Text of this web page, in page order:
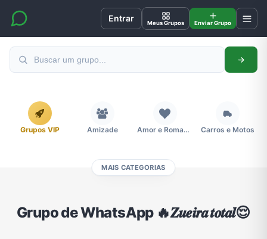
Entrar Meus Grupos Enviar Grupo
Grupos VIP Amizade Amor e Romance Carros e Motos
MAIS CATEGORIAS
Grupo de WhatsApp 🔥𝒁𝒖𝒆𝒊𝒓𝒂 𝒕𝒐𝒕𝒂𝒍😌